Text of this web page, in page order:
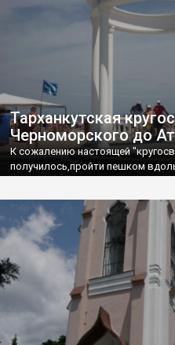
Тарханкутская
Черноморского до
К сожалению настоящей
получилось,пройти пешком